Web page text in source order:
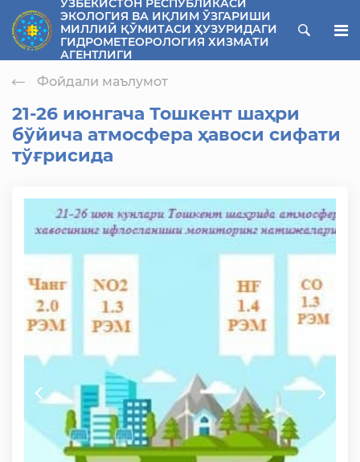
menu
ЎЗБЕКИСТОН РЕСПУБЛИКАСИ
ЭКОЛОГИЯ ВА ИҚЛИМ ЎЗГАРИШИ
МИЛЛИЙ ҚЎМИТАСИ ҲУЗУРИДАГИ
ГИДРОМЕТЕОРОЛОГИЯ ХИЗМАТИ
АГЕНТЛИГИ
Фойдали маълумот
21-26 июнгача Тошкент шаҳри
бўйича атмосфера ҳавоси сифати
тўғрисида